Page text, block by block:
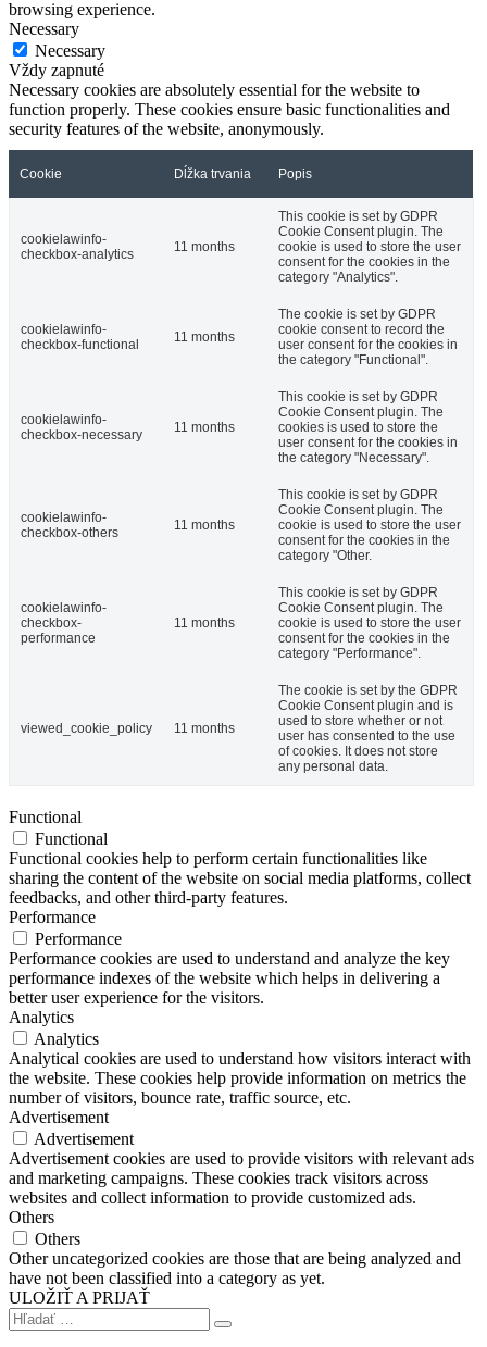
browsing experience.
Necessary
Necessary
Vždy zapnuté
Necessary cookies are absolutely essential for the website to
function properly. These cookies ensure basic functionalities and
security features of the website, anonymously.
Cookie Dĺžka trvania Popis
cookielawinfo-
checkbox-analytics
11 months
This cookie is set by GDPR
Cookie Consent plugin. The
cookie is used to store the user
consent for the cookies in the
category "Analytics".
cookielawinfo-
checkbox-functional
11 months
The cookie is set by GDPR
cookie consent to record the
user consent for the cookies in
the category "Functional".
cookielawinfo-
checkbox-necessary
11 months
This cookie is set by GDPR
Cookie Consent plugin. The
cookies is used to store the
user consent for the cookies in
the category "Necessary".
cookielawinfo-
checkbox-others
11 months
This cookie is set by GDPR
Cookie Consent plugin. The
cookie is used to store the user
consent for the cookies in the
category "Other.
cookielawinfo-
checkbox-
performance
11 months
This cookie is set by GDPR
Cookie Consent plugin. The
cookie is used to store the user
consent for the cookies in the
category "Performance".
viewed_cookie_policy 11 months
The cookie is set by the GDPR
Cookie Consent plugin and is
used to store whether or not
user has consented to the use
of cookies. It does not store
any personal data.
Functional
Functional
Functional cookies help to perform certain functionalities like
sharing the content of the website on social media platforms, collect
feedbacks, and other third-party features.
Performance
Performance
Performance cookies are used to understand and analyze the key
performance indexes of the website which helps in delivering a
better user experience for the visitors.
Analytics
Analytics
Analytical cookies are used to understand how visitors interact with
the website. These cookies help provide information on metrics the
number of visitors, bounce rate, traffic source, etc.
Advertisement
Advertisement
Advertisement cookies are used to provide visitors with relevant ads
and marketing campaigns. These cookies track visitors across
websites and collect information to provide customized ads.
Others
Others
Other uncategorized cookies are those that are being analyzed and
have not been classified into a category as yet.
ULOŽIŤ A PRIJAŤ